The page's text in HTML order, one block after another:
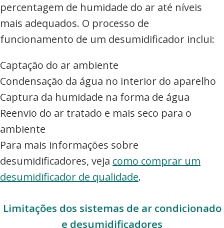
percentagem de humidade do ar até níveis
mais adequados. O processo de
funcionamento de um desumidificador inclui:
Captação do ar ambiente
Condensação da água no interior do aparelho
Captura da humidade na forma de água
Reenvio do ar tratado e mais seco para o
ambiente
Para mais informações sobre
desumidificadores, veja como comprar um
desumidificador de qualidade.
Limitações dos sistemas de ar condicionado
e desumidificadores